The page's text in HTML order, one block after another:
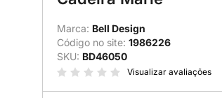
e Espelhos
de Apoio e Laterais
de Centro
de Jantar
Soltos
Marca: Bell Design
Código no site: 1986226
SKU: BD46050
Visualizar avaliações